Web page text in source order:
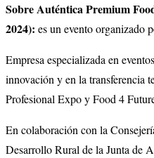
Sobre Auténtica Premium
2024): es un evento organizado
Empresa especializada en
innovación y en la transferencia
Profesional ExpoyFood 4
En colaboración con la
Desarrollo Rural de la Junta de